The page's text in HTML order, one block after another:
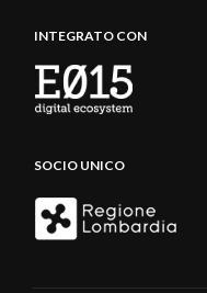
INTEGRATO CON
SOCIO UNICO